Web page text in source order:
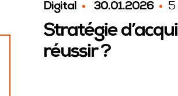
Digital 30.01.2026 5
Stratégie
réussir ?